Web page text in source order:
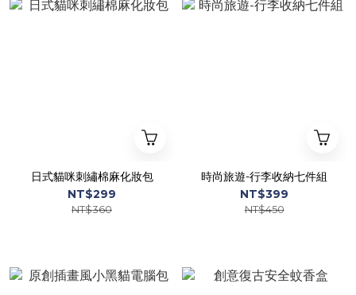
日式貓咪刺繡棉麻化妝包
NT$299
NT$360
時尚旅遊-行李收納七件組
NT$399
NT$450